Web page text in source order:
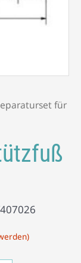
für